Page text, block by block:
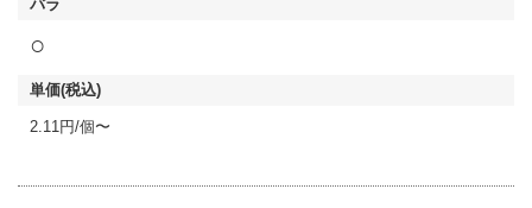
○
2.11円/個〜